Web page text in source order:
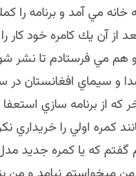
و نازنين بود هر هفته تا سال ٢٠١٦ به خانه مي
از آن يك كامره خود كار
هم مي فرستادم تا نشر
كه از برنامه سازي
كمره اولي را خريداري
كه يا كمره جديد